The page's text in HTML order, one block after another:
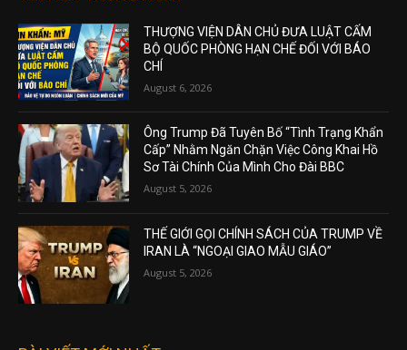
THƯỢNG VIỆN DÂN CHỦ ĐƯA LUẬT CẤM
BỘ QUỐC PHÒNG HẠN CHẾ ĐỐI VỚI BÁO
CHÍ
August 6, 2026
Ông Trump Đã Tuyên Bố “Tình Trạng Khẩn
Cấp” Nhằm Ngăn Chặn Việc Công Khai Hồ
Sơ Tài Chính Của Mình Cho Đài BBC
August 5, 2026
THẾ GIỚI GỌI CHÍNH SÁCH CỦA TRUMP VỀ
IRAN LÀ “NGOẠI GIAO MẪU GIÁO”
August 5, 2026